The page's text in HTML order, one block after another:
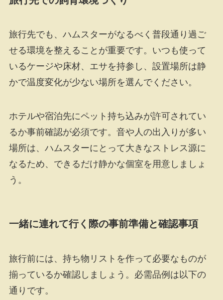
旅行先でも、ハムスターがなるべく普段通り過ご
せる環境を整えることが重要です。いつも使って
いるケージや床材、エサを持参し、設置場所は静
かで温度変化が少ない場所を選んでください。
ホテルや宿泊先にペット持ち込みが許可されてい
るか事前確認が必須です。音や人の出入りが多い
場所は、ハムスターにとって大きなストレス源に
なるため、できるだけ静かな個室を用意しましょ
う。
一緒に連れて行く際の事前準備と確認事項
旅行前には、持ち物リストを作って必要なものが
揃っているか確認しましょう。必需品例は以下の
通りです。